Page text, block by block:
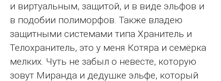
и виртуальным, защитой, и в виде эльфов и
в подобии полиморфов. Также владею
защитными системами типа Хранитель и
Телохранитель, это у меня Котяра и семёрка
мелких. Чуть не забыл о невесте, которую
зовут Миранда и дедушке эльфе, который